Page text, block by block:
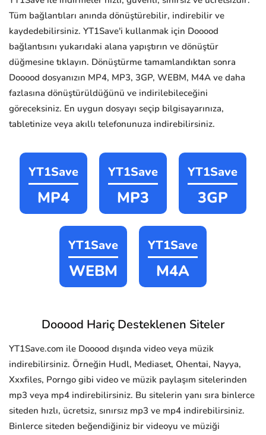
Tüm bağlantıları anında dönüştürebilir, indirebilir ve
kaydedebilirsiniz. YT1Save'i kullanmak için Dooood
bağlantısını yukarıdaki alana yapıştırın ve dönüştür
düğmesine tıklayın. Dönüştürme tamamlandıktan sonra
Dooood dosyanızın MP4, MP3, 3GP, WEBM, M4A ve daha
fazlasına dönüştürüldüğünü ve indirilebileceğini
göreceksiniz. En uygun dosyayı seçip bilgisayarınıza,
tabletinize veya akıllı telefonunuza indirebilirsiniz.
YT1Save
MP4
YT1Save
MP3
YT1Save
3GP
YT1Save
WEBM
YT1Save
M4A
Dooood Hariç Desteklenen Siteler
YT1Save.com ile Dooood dışında video veya müzik
indirebilirsiniz. Örneğin Hudl, Mediaset, Ohentai, Nayya,
Xxxfiles, Porngo gibi video ve müzik paylaşım sitelerinden
mp3 veya mp4 indirebilirsiniz. Bu sitelerin yanı sıra binlerce
siteden hızlı, ücretsiz, sınırsız mp3 ve mp4 indirebilirsiniz.
Binlerce siteden beğendiğiniz bir videoyu ve müziği